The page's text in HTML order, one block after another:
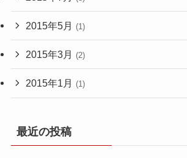
2015年5月 (1)
2015年3月 (2)
2015年1月 (1)
最近の投稿